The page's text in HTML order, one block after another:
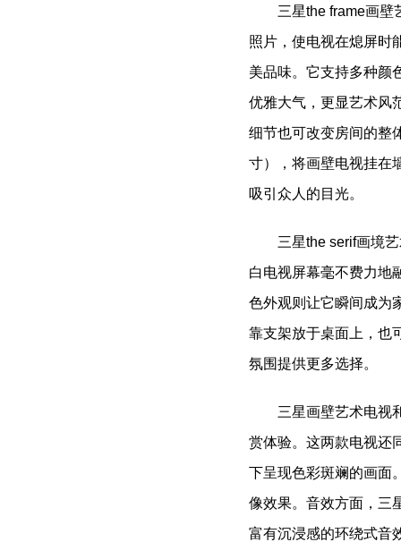
三星the frame画壁
照片，使电视在熄屏时
美品味。它支持多种颜
优雅大气，更显艺术风
细节也可改变房间的整
寸），将画壁电视挂在
吸引众人的目光。
三星the serif画境
白电视屏幕毫不费力地
色外观则让它瞬间成为
靠支架放于桌面上，也
氛围提供更多选择。
三星画壁艺术电视
赏体验。这两款电视还
下呈现色彩斑斓的画面
像效果。音效方面，三
富有沉浸感的环绕式音